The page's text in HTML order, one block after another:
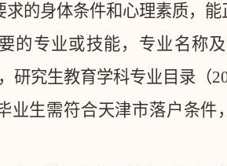
求的身体条件和心理素质，能
的专业或技能，专业名称
研究生教育学科专业目录（
业生需符合天津市落户条